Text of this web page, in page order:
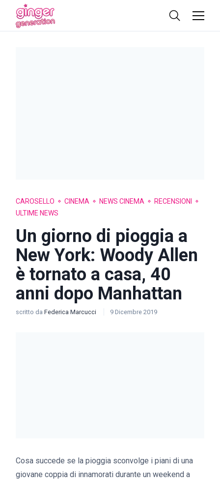
CAROSELLO CINEMA NEWS CINEMA
RECENSIONI
ULTIME NEWS
Un giorno di pioggia a
New York: Woody Allen
è tornato a casa, 40
anni dopo Manhattan
scritto da Federica Marcucci 9 Dicembre 2019
Cosa succede se la pioggia sconvolge i piani di una
giovane coppia di innamorati durante un weekend a